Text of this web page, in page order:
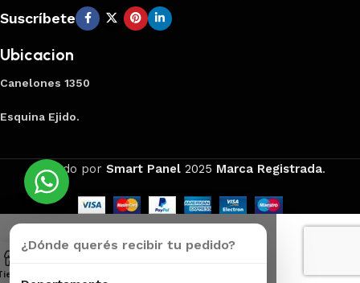
Suscríbete
Ubicacion
Canelones 1350
Esquina Ejido.
Creado por Smart Panel 2025 Marca Registrada.
¿Dónde querés recibir tu pedido?